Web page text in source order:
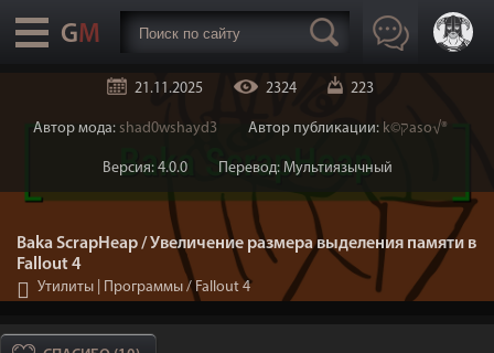
21.11.2025 2324 223
Автор мода: shad0wshayd3 Автор публикации: k©קaso√®
Версия: 4.0.0 Перевод: Мультиязычный
Baka ScrapHeap / Увеличение размера выделения памяти в
Fallout 4
Утилиты | Программы / Fallout 4